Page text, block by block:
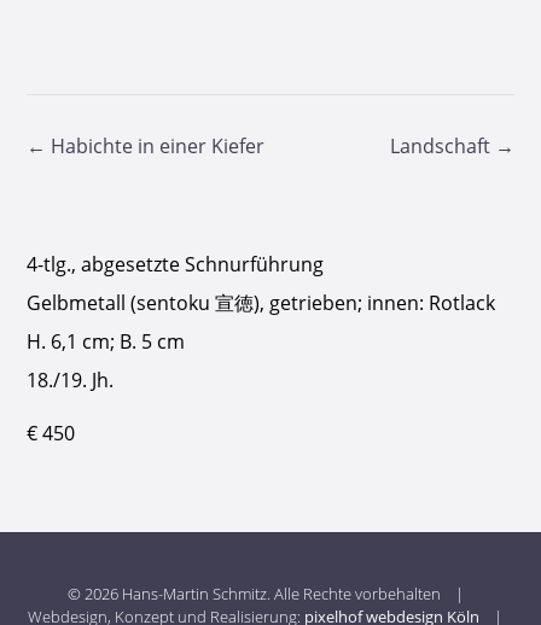
Post
Landschaft →
← Habichte in einer Kiefer
4-tlg., abgesetzte Schnurführung
Gelbmetall (sentoku 宣徳), getrieben; innen: Rotlack
H. 6,1 cm; B. 5 cm
18./19. Jh.
€ 450
© 2026 Hans-Martin Schmitz. Alle Rechte vorbehalten |
Webdesign, Konzept und Realisierung: pixelhof webdesign Köln |